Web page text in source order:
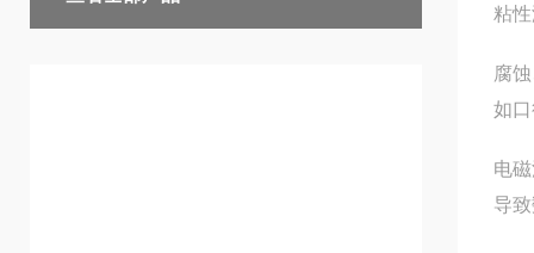
粘
腐
如
电
导